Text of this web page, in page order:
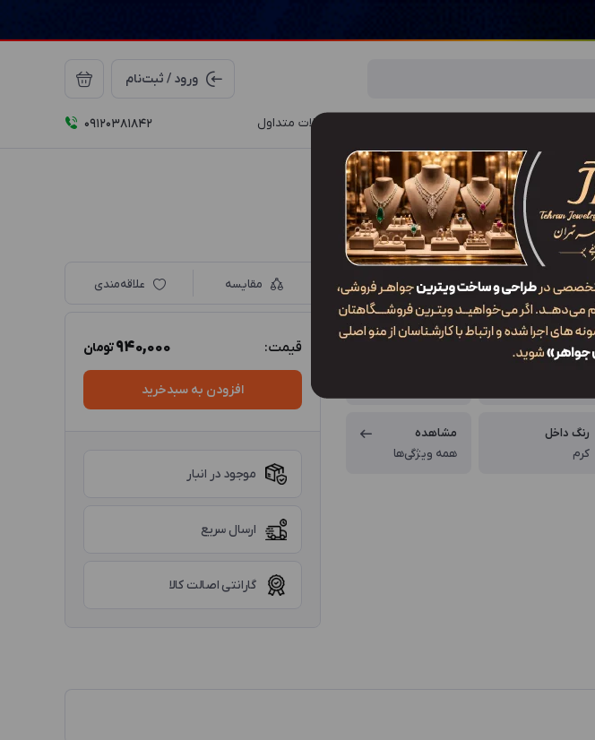
ورود / ثبت‌نام
سوالات متداول 09120381842
کاربرد
رنگ داخل
کرم
مشاهده
همه ویژگی‌ها
مقایسه علاقه‌مندی
قیمت: 940,000تومان
افزودن به سبدخرید
موجود در انبار
ارسال سریع
گارانتی اصالت کالا